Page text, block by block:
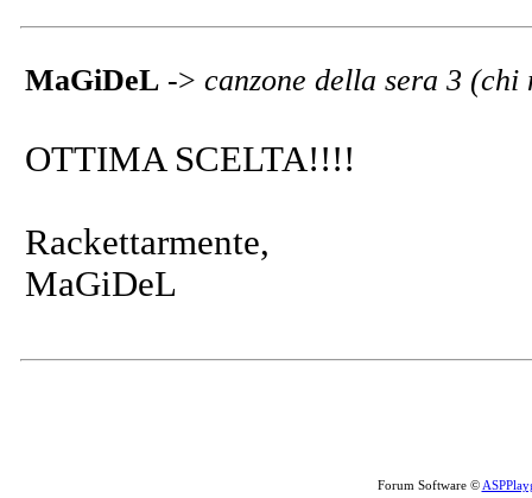
MaGiDeL -> canzone della sera 3 (chi
OTTIMA SCELTA!!!!
Rackettarmente,
MaGiDeL
Forum Software ©